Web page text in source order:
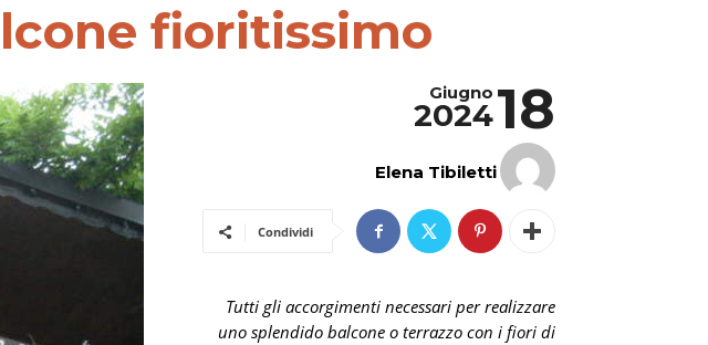
fioritissimo
18
Giugno
2024
Elena Tibiletti
Condividi
Tutti gli accorgimenti necessari per realizzare
uno splendido balcone o terrazzo con i fiori di